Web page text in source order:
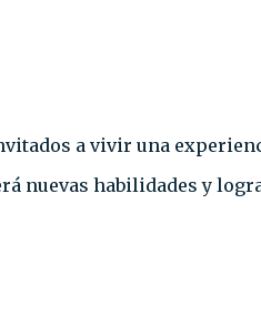
a vivir una
nuevas habilidades y